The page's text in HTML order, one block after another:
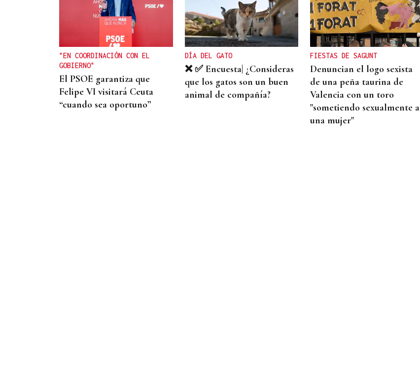
DISTRIBUIDORA FAMILIAR
Gaseosas Roca, medio siglo
Valdeorras y Coca-Cola
"EN COORDINACIÓN CON EL
GOBIERNO"
El PSOE garantiza que
Felipe VI visitará Ceuta
“cuando sea oportuno”
DÍA DEL GATO
❌ ✅ Encuesta| ¿Consideras
que los gatos son un buen
animal de compañía?
FIESTAS DE SAGUNT
Denuncian el logo sexista
de una peña taurina de
Valencia con un toro
"sometiendo sexualmente a
una mujer"